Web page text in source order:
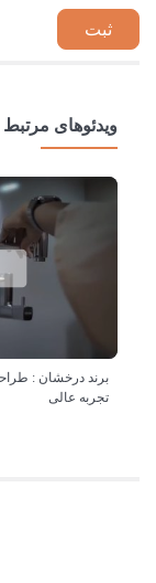
ویدئوهای مرتبط
برند درخشان :
تجربه عالی